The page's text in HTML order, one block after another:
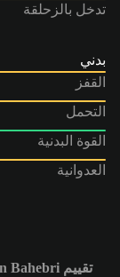
تدخل بالزحلقة
بدني
القفز
التحمل
القوة البدنية
العدوانية